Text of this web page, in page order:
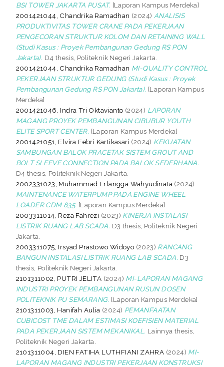
BSI TOWER JAKARTA PUSAT. [Laporan Kampus Merdeka]
2001421044, Chandrika Ramadhan (2024) ANALISIS
PRODUKTIVITAS TOWER CRANE PADA PEKERJAAN
PENGECORAN STRUKTUR KOLOM DAN RETAINING WALL
(Studi Kasus : Proyek Pembangunan Gedung RS PON
Jakarta). D4 thesis, Politeknik Negeri Jakarta.
2001421044, Chandrika Ramadhan MI-QUALITY CONTROL
PEKERJAAN STRUKTUR GEDUNG (Studi Kasus : Proyek
Pembangunan Gedung RS PON Jakarta). [Laporan Kampus
Merdeka]
2001421046, Indra Tri Oktavianto (2024) LAPORAN
MAGANG PROYEK PEMBANGUNAN CIBUBUR YOUTH
ELITE SPORT CENTER. [Laporan Kampus Merdeka]
2001421051, Elvira Febri Kartikasari (2024) KEKUATAN
SAMBUNGAN BALOK PRACETAK SISTEM GROUT AND
BOLT SLEEVE CONNECTION PADA BALOK SEDERHANA.
D4 thesis, Politeknik Negeri Jakarta.
2002331023, Muhammad Erlangga Wahyudinata (2024)
MAINTENANCE WATERPUMP PADA ENGINE WHEEL
LOADER CDM 835. [Laporan Kampus Merdeka]
2003311014, Reza Fahrezi (2023) KINERJA INSTALASI
LISTRIK RUANG LAB SCADA. D3 thesis, Politeknik Negeri
Jakarta.
2003311075, Irsyad Prastowo Widoyo (2023) RANCANG
BANGUN INSTALASI LISTRIK RUANG LAB SCADA. D3
thesis, Politeknik Negeri Jakarta.
2101311002, PUTRI JELITA (2024) MI-LAPORAN MAGANG
INDUSTRI PROYEK PEMBANGUNAN RUSUN DOSEN
POLITEKNIK PU SEMARANG. [Laporan Kampus Merdeka]
2101311003, Hanifah Aulia (2024) PEMANFAATAN
CUBICOST TME DALAM ESTIMASI KOEFISIEN MATERIAL
PADA PEKERJAAN SISTEM MEKANIKAL. Lainnya thesis,
Politeknik Negeri Jakarta.
2101311004, DIEN FATIHA LUTHFIANI ZAHRA (2024) MI-
LAPORAN MAGANG INDUSTRI PEKERJAAN KONSTRUKSI